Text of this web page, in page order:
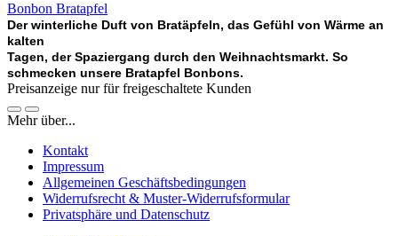
Bonbon Bratapfel
Der winterliche Duft von Bratäpfeln, das Gefühl von Wärme an
kalten
Tagen, der Spaziergang durch den Weihnachtsmarkt. So
schmecken unsere Bratapfel Bonbons.
Preisanzeige nur für freigeschaltete Kunden
Mehr über...
Kontakt
Impressum
Allgemeinen Geschäftsbedingungen
Widerrufsrecht & Muster-Widerrufsformular
Privatsphäre und Datenschutz